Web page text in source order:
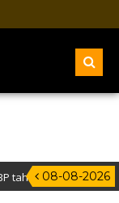
08-08-2026